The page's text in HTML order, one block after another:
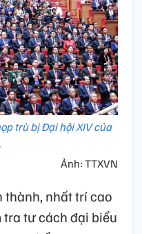
trù bị Đại hội XIV của
Ảnh: TTXVN
nhất trí cao
tư cách đại biểu